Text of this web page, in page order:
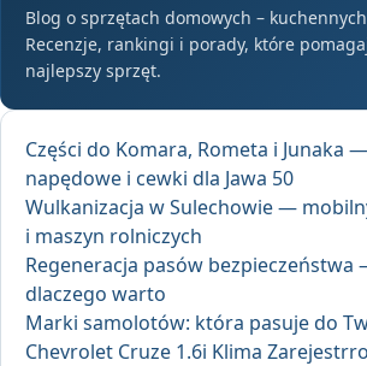
Blog o sprzętach domowych –
Recenzje, rankingi i porady, które
najlepszy sprzęt.
Części do Komara, Rometa i Junaka
napędowe i cewki dla Jawa 50
Wulkanizacja w Sulechowie —
i maszyn rolniczych
Regeneracja pasów bezpieczeństwa
dlaczego warto
Marki samolotów: która pasuje do
Chevrolet Cruze 1.6i Klima